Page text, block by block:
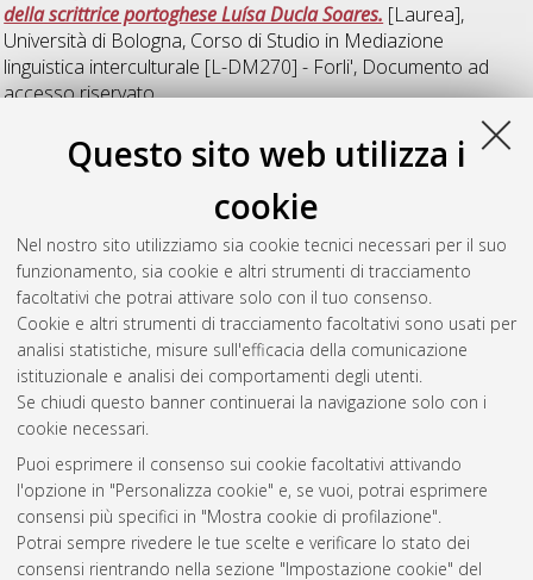
Questo sito web utilizza i
cookie
Nel nostro sito utilizziamo sia cookie tecnici necessari per il suo
funzionamento, sia cookie e altri strumenti di tracciamento
facoltativi che potrai attivare solo con il tuo consenso.
Cookie e altri strumenti di tracciamento facoltativi sono usati per
analisi statistiche, misure sull'efficacia della comunicazione
istituzionale e analisi dei comportamenti degli utenti.
Se chiudi questo banner continuerai la navigazione solo con i
cookie necessari.
Puoi esprimere il consenso sui cookie facoltativi attivando
l'opzione in "Personalizza cookie" e, se vuoi, potrai esprimere
consensi più specifici in "Mostra cookie di profilazione".
Potrai sempre rivedere le tue scelte e verificare lo stato dei
consensi rientrando nella sezione "Impostazione cookie" del
della scrittrice portoghese Luísa Ducla Soares. [Laurea],
Università di Bologna, Corso di Studio in Mediazione
linguistica interculturale [L-DM270] - Forli', Documento ad
accesso riservato.
di una guida alternativa.[Laurea], Università di Bologna,
Corso di Studio inMediazione linguistica interculturale [L-
DM270] - Forli', Documento ad accesso riservato.
Questa lista e' stata generata ilMon Aug 10 07:25:17 2026
CEST
Atom
Rss 1.0
Rss 2.0